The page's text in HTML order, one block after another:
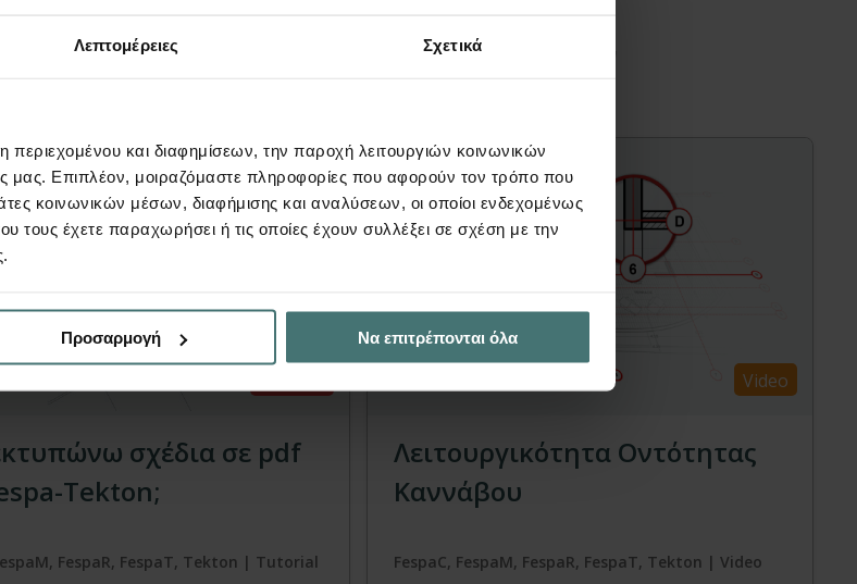
Λεπτομέρειες Σχετικά
περιεχομένου και διαφημίσεων, την παροχή λειτουργιών κοινωνικών
μας. Επιπλέον, μοιραζόμαστε πληροφορίες που αφορούν τον τρόπο που
κοινωνικών μέσων, διαφήμισης και αναλύσεων, οι οποίοι ενδεχομένως
τους έχετε παραχωρήσει ή τις οποίες έχουν συλλέξει σε σχέση με την
Προσαρμογή Να επιτρέπονται όλα
να σας ενδιαφέρουν
σχέδια σε pdf
Tekton;
FespaR, FespaT, Tekton | Tutorial
Video
Λειτουργικότητα Οντότητας
Καννάβου
FespaC, FespaM, FespaR, FespaT, Tekton | Video